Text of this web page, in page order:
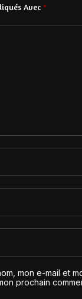
Avec *
mon e-mail et
prochain